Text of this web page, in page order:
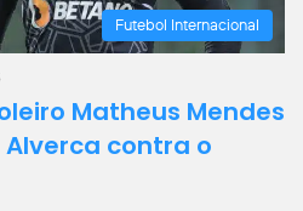
Futebol Internacional
Matheus Mendes
contra o